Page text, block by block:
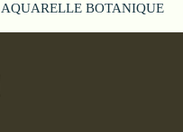
AQUARELLE BOTANIQUE